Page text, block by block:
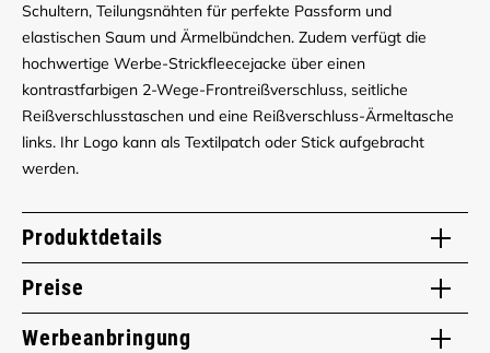
Schultern, Teilungsnähten für perfekte Passform und
elastischen Saum und Ärmelbündchen. Zudem verfügt die
hochwertige Werbe-Strickfleecejacke über einen
kontrastfarbigen 2-Wege-Frontreißverschluss, seitliche
Reißverschlusstaschen und eine Reißverschluss-Ärmeltasche
links. Ihr Logo kann als Textilpatch oder Stick aufgebracht
werden.
Produktdetails
Preise
Werbeanbringung